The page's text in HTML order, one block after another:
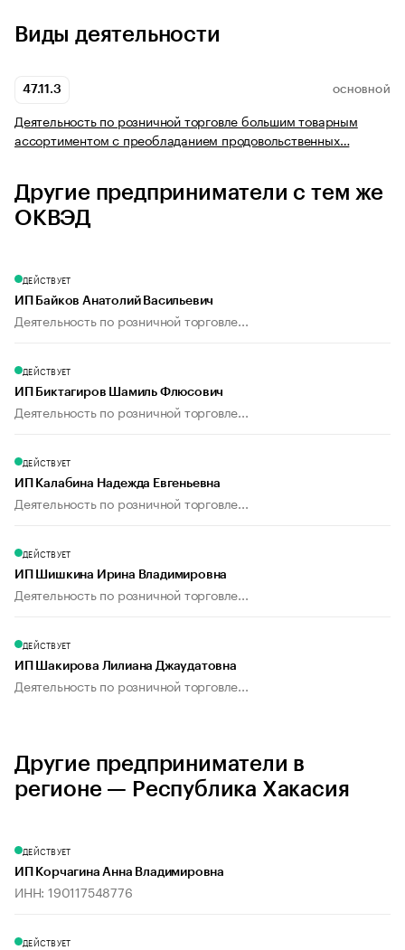
Виды деятельности
47.11.3 ОСНОВНОЙ
Деятельность по розничной торговле большим товарным
ассортиментом с преобладанием продовольственных…
Другие предприниматели с тем же
ОКВЭД
ДЕЙСТВУЕТ
ИП Байков Анатолий Васильевич
Деятельность по розничной торговле...
ДЕЙСТВУЕТ
ИП Биктагиров Шамиль Флюсович
Деятельность по розничной торговле...
ДЕЙСТВУЕТ
ИП Калабина Надежда Евгеньевна
Деятельность по розничной торговле...
ДЕЙСТВУЕТ
ИП Шишкина Ирина Владимировна
Деятельность по розничной торговле...
ДЕЙСТВУЕТ
ИП Шакирова Лилиана Джаудатовна
Деятельность по розничной торговле...
Другие предприниматели в
регионе — Республика Хакасия
ДЕЙСТВУЕТ
ИП Корчагина Анна Владимировна
ИНН: 190117548776
ДЕЙСТВУЕТ